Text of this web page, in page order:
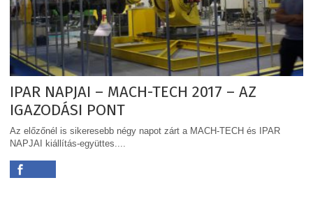
IPAR NAPJAI – MACH-TECH 2017 – AZ
IGAZODÁSI PONT
Az előzőnél is sikeresebb négy napot zárt a MACH-TECH és IPAR
NAPJAI kiállítás-együttes....